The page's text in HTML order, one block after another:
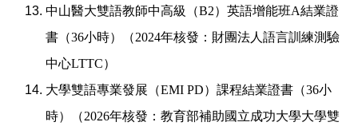
中山醫大雙語教師中高級（B2）英語增能班A結業證
書（36小時）（2024年核發：財團法人語言訓練測驗
中心LTTC）
大學雙語專業發展 （EMI PD） 課程結業證書 （36小
時）（2026年核發：教育部補助國立成功大學大學雙